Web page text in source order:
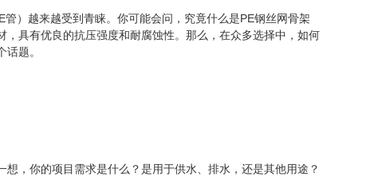
越来越受到青睐。你可能会问，究竟什么是PE钢丝网骨架
具有优良的抗压强度和耐腐蚀性。那么，在众多选择中，如何
题。
，你的项目需求是什么？是用于供水、排水，还是其他用途？